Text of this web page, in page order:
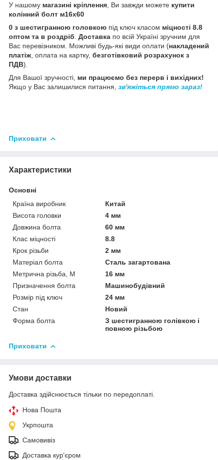
У нашому магазині кріплення, Ви завжди можете купити
колінний болт м16х60
0 з шестигранною головкою під ключ класом міцності 8.8
оптом та в роздріб. Доставка по всій Україні зручним для
Вас перевізником. Можливі будь-які види оплати (накладений
платіж, оплата на картку, безготівковий розрахунок з
ПДВ).
Для Вашої зручності, ми працюємо без перерв і вихідних!
Якщо у Вас залишилися питання, зв'яжіться прямо зараз!
Приховати
Характеристики
Основні
Країна виробник
Китай
Висота головки
4 мм
Довжина болта
60 мм
Клас міцності
8.8
Крок різьби
2 мм
Матеріал болта
Сталь загартована
Метрична різьба, М
16 мм
Призначення болта
Машинобудівний
Розмір під ключ
24 мм
Стан
Новий
Форма болта
З шестигранною голівкою і
повною різьбою
Приховати
Умови доставки
Доставка здійснюється тільки по передоплаті.
Нова Пошта
Укрпошта
Самовивіз
Доставка кур'єром